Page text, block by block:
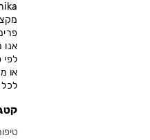
לפי
או